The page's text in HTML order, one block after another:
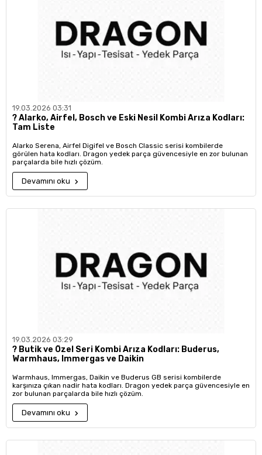
19.03.2026 03:31
?️ Alarko, Airfel, Bosch ve Eski Nesil Kombi Arıza Kodları:
Tam Liste
Alarko Serena, Airfel Digifel ve Bosch Classic serisi kombilerde
görülen hata kodları. Dragon yedek parça güvencesiyle en zor bulunan
parçalarda bile hızlı çözüm.
Devamını oku
19.03.2026 03:29
?️ Butik ve Özel Seri Kombi Arıza Kodları: Buderus,
Warmhaus, Immergas ve Daikin
Warmhaus, Immergas, Daikin ve Buderus GB serisi kombilerde
karşınıza çıkan nadir hata kodları. Dragon yedek parça güvencesiyle en
zor bulunan parçalarda bile hızlı çözüm.
Devamını oku